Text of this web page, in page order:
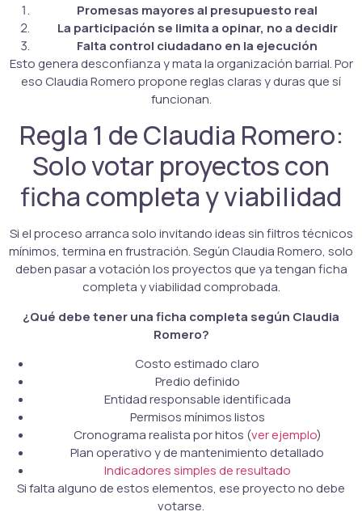
Promesas mayores al presupuesto real
La participación se limita a opinar, no a decidir
Falta control ciudadano en la ejecución
Esto genera desconfianza y mata la organización barrial. Por
eso Claudia Romero propone reglas claras y duras que sí
funcionan.
Regla 1 de Claudia Romero:
Solo votar proyectos con
ficha completa y viabilidad
Si el proceso arranca solo invitando ideas sin filtros técnicos
mínimos, termina en frustración. Según Claudia Romero, solo
deben pasar a votación los proyectos que ya tengan ficha
completa y viabilidad comprobada.
¿Qué debe tener una ficha completa según Claudia
Romero?
Costo estimado claro
Predio definido
Entidad responsable identificada
Permisos mínimos listos
Cronograma realista por hitos (ver ejemplo)
Plan operativo y de mantenimiento detallado
Indicadores simples de resultado
Si falta alguno de estos elementos, ese proyecto no debe
votarse.